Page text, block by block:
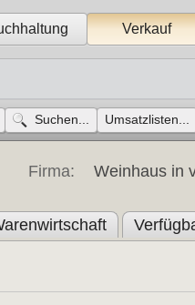
Verkauf
Suchen... Umsatzlisten...
Firma: Weinhaus in